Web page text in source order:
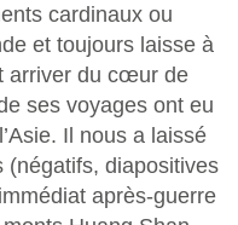
cardinaux ou
et toujours laisse à
arriver du cœur de
ses voyages ont eu
Il nous a laissé
(négatifs, diapositives
après-guerre